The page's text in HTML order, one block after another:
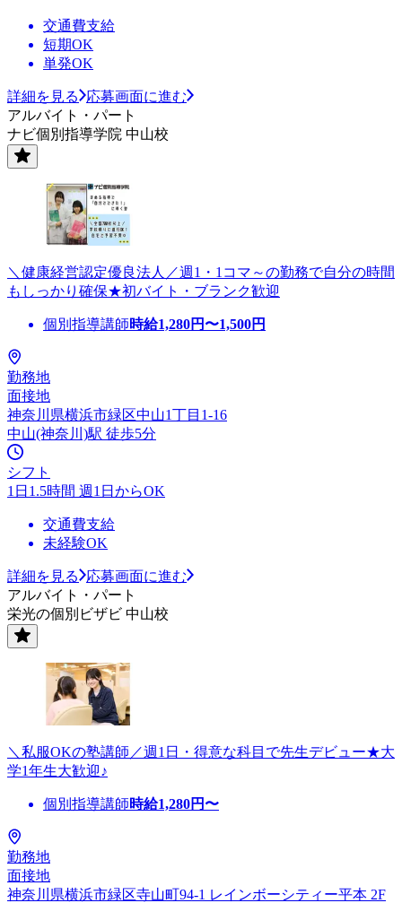
交通費支給
短期OK
単発OK
詳細を見る
応募画面に進む
アルバイト・パート
ナビ個別指導学院 中山校
＼健康経営認定優良法人／週1・1コマ～の勤務で自分の時間
もしっかり確保★初バイト・ブランク歓迎
個別指導講師時給1,280円〜1,500円
勤務地
面接地
神奈川県横浜市緑区中山1丁目1-16
中山(神奈川)駅 徒歩5分
シフト
1日1.5時間 週1日からOK
交通費支給
未経験OK
詳細を見る
応募画面に進む
アルバイト・パート
栄光の個別ビザビ 中山校
＼私服OKの塾講師／週1日・得意な科目で先生デビュー★大
学1年生大歓迎♪
個別指導講師時給1,280円〜
勤務地
面接地
神奈川県横浜市緑区寺山町94-1 レインボーシティー平本 2F